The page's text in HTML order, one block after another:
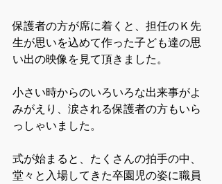
保護者の方が席に着くと、担任のＫ先
生が思いを込めて作った子ども達の思
い出の映像を見て頂きました。
小さい時からのいろいろな出来事がよ
みがえり、涙される保護者の方もいら
っしゃいました。
式が始まると、たくさんの拍手の中、
堂々と入場してきた卒園児の姿に職員